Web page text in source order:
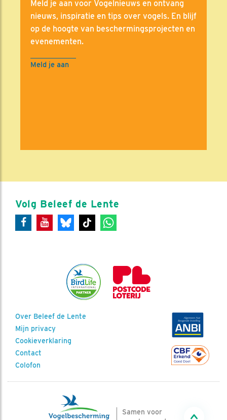
Meld je aan voor Vogelnieuws en ontvang
nieuws, inspiratie en tips over vogels. En blijf
op de hoogte van beschermingsprojecten en
evenementen.
Meld je aan
Volg Beleef de Lente
Over Beleef de Lente
Mijn privacy
Cookieverklaring
Contact
Colofon
Samen voor